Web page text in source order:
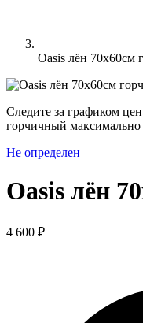
Oasis лён 70х60см
Следите за графиком
горчичный
Не определен
Oasis лён
4 600 ₽